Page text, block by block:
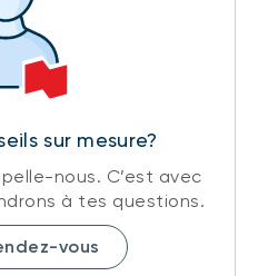
sur mesure?
nous. C’est avec
à tes questions.
vous